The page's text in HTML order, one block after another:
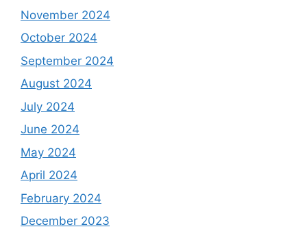
November 2024
October 2024
September 2024
August 2024
July 2024
June 2024
May 2024
April 2024
February 2024
December 2023